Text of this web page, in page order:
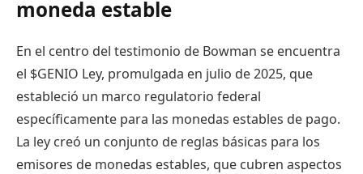
moneda estable
En el centro del testimonio de Bowman se encuentra
el $GENIO Ley, promulgada en julio de 2025, que
estableció un marco regulatorio federal
específicamente para las monedas estables de pago.
La ley creó un conjunto de reglas básicas para los
emisores de monedas estables, que cubren aspectos